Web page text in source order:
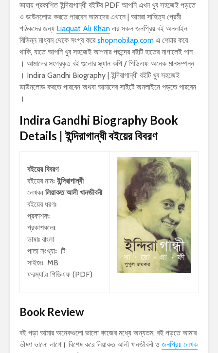
ভাষায় প্রকাশিত ইন্দিরাগান্ধী বইটির PDF আপনি এখন খুব সহজেই পড়তে
ও ডাউনলোড করতে পারবেন আমাদের এখানে | আমরা সাহিত্য প্রেমী
পাঠকদের জন্য Liaquat Ali Khan এর সকল জনপ্রিয় বই অনলাইন
বিভিন্ন মাধ্যম থেকে সংগ্র করেshopnobilap.com এ শেয়ার করে
থাকি, যাতে আপনি খুব সহজেই আপনার পছন্দের বইটি হাতের নাগালেই পান
। আমাদের সংগ্রকৃত বই গুলোর স্ক্যান কপি / পিডিএফ অনেক মানসম্পন্ন
। Indira Gandhi Biography | ইন্দিরাগান্ধী বইটি খুব সহজেই
ডাউনলোড করতে পারবেন অথবা আমাদের সাইটে অনলাইনে পড়তে পারবেন
।
Indira Gandhi Biography Book
Details | ইন্দিরাগান্ধীবইয়ের বিবরণ
বইয়ের বিবরণ
বইয়ের নামঃ ইন্দিরাগান্ধী
লেখকঃ লিয়াকত আলী খানজীবনী
বইয়ের ধরণঃ
প্রকাশকঃ
প্রকাশকালঃ
ভাষাঃ বাংলা
পাতা সংখ্যাঃ টি
সাইজঃ MB
ফরম্যাটঃ পিডিএফ (PDF)
Book Review
বই পড়া আমার অনেকগুলো ভালো কাজের মধ্যে অন্যতম, বই পড়তে আমার
ভীষণ ভালো লাগে। বিশেষ করে লিয়াকত আলী খানজীবনী ও জনপ্রিয় লেখক